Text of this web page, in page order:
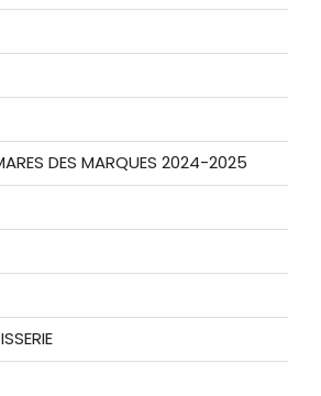
DES MARQUES 2024-2025